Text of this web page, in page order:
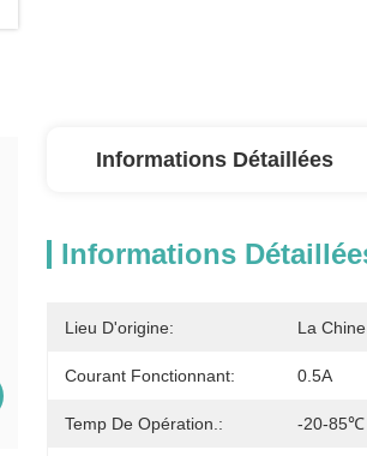
Informations Détaillées
Informations
Lieu D'origine: La Chine
Courant Fonctionnant: 0.5A
Temp De Opération.: -20-85℃